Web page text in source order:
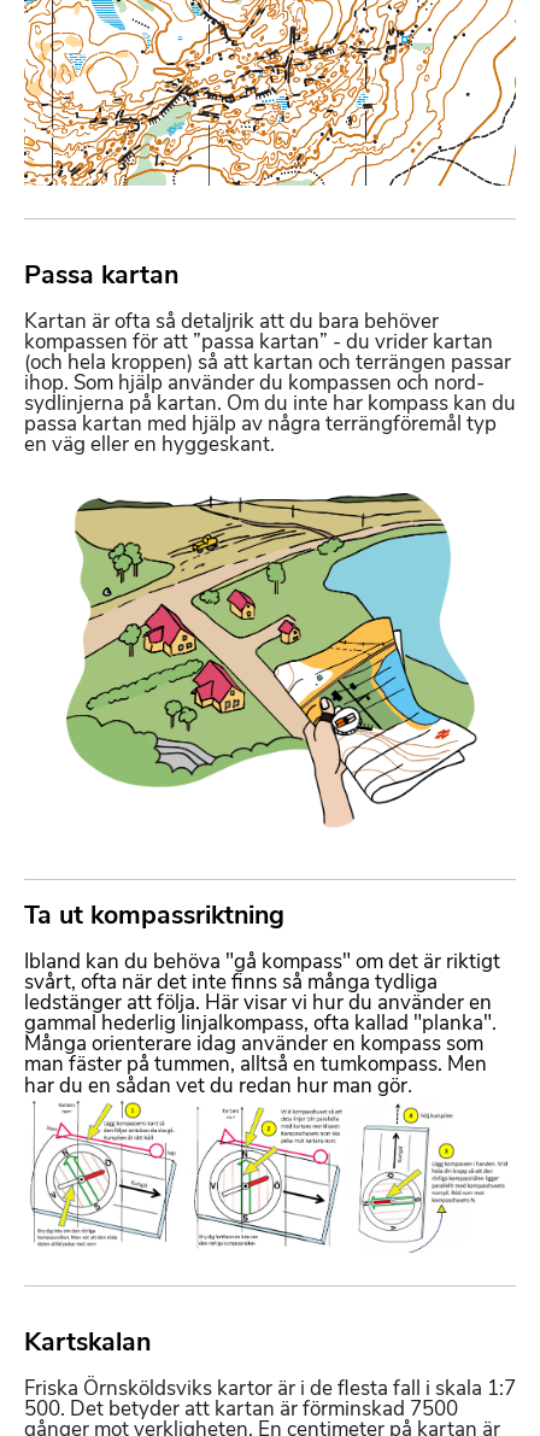
e
d
f
i
l
F
r
m
a
t
t
Passa kartan
Kartan är ofta så detaljrik att du bara behöver
kompassen för att ”passa kartan” - du vrider kartan
(och hela kroppen) så att kartan och terrängen passar
ihop. Som hjälp använder du kompassen och nord-
sydlinjerna på kartan. Om du inte har kompass kan du
passa kartan med hjälp av några terrängföremål typ
en väg eller en hyggeskant.
r
m
a
t
t
e
b
a
r
x
Ta ut kompassriktning
Ibland kan du behöva "gå kompass" om det är riktigt
svårt, ofta när det inte finns så många tydliga
ledstänger att följa. Här visar vi hur du använder en
gammal hederlig linjalkompass, ofta kallad "planka".
Många orienterare idag använder en kompass som
man fäster på tummen, alltså en tumkompass. Men
har du en sådan vet du redan hur man gör.
B
d
m
e
lF
r
m
Kartskalan
Friska Örnsköldsviks kartor är i de flesta fall i skala 1:7
500. Det betyder att kartan är förminskad 7500
gånger mot verkligheten. En centimeter på kartan är